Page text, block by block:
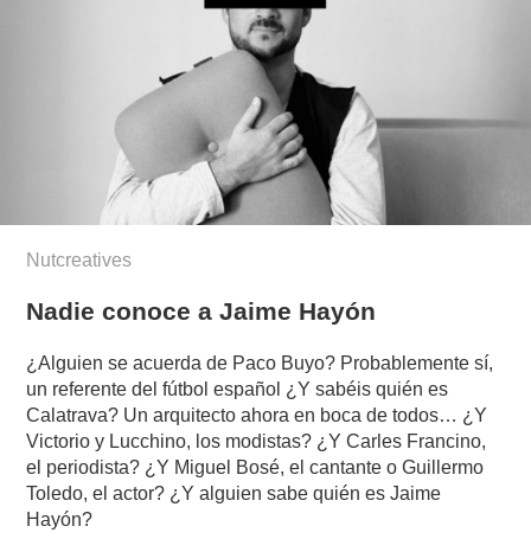
Nutcreatives
Nadie conoce a Jaime Hayón
¿Alguien se acuerda de Paco Buyo? Probablemente sí,
un referente del fútbol español ¿Y sabéis quién es
Calatrava? Un arquitecto ahora en boca de todos… ¿Y
Victorio y Lucchino, los modistas? ¿Y Carles Francino,
el periodista? ¿Y Miguel Bosé, el cantante o Guillermo
Toledo, el actor? ¿Y alguien sabe quién es Jaime
Hayón?